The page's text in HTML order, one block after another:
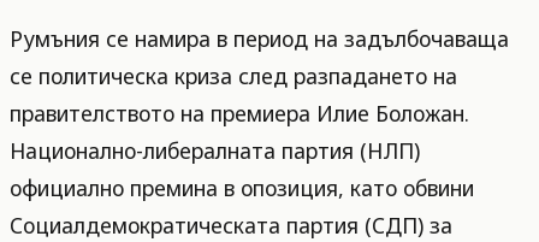
Румъния се намира в период на задълбочаваща
се политическа криза след разпадането на
правителството на премиера Илие Боложан.
Национално-либералната партия (НЛП)
официално премина в опозиция, като обвини
Социалдемократическата партия (СДП) за